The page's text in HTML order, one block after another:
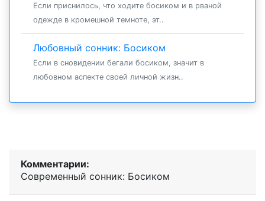
Если приснилось, что ходите босиком и в рваной
одежде в кромешной темноте, эт..
Любовный сонник: Босиком
Если в сновидении бегали босиком, значит в
любовном аспекте своей личной жизн..
Комментарии:
Современный сонник: Босиком